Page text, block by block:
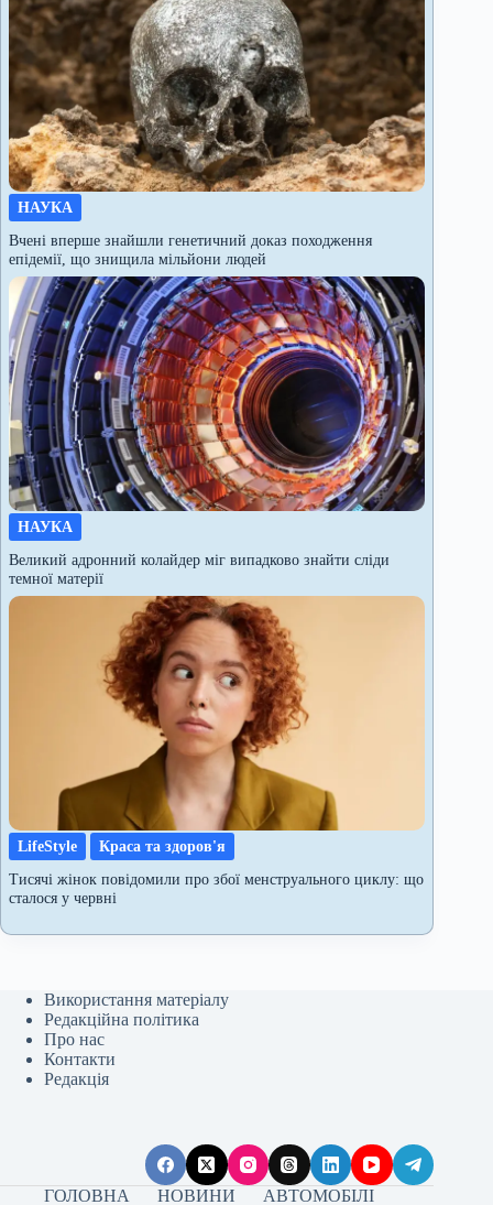
НАУКА
Вчені вперше знайшли генетичний доказ походження
епідемії, що знищила мільйони людей
НАУКА
Великий адронний колайдер міг випадково знайти сліди
темної матерії
LifeStyle
Краса та здоров'я
Тисячі жінок повідомили про збої менструального циклу: що
сталося у червні
Використання матеріалу
Редакційна політика
Про нас
Контакти
Редакція
ГОЛОВНА НОВИНИ АВТОМОБІЛІ